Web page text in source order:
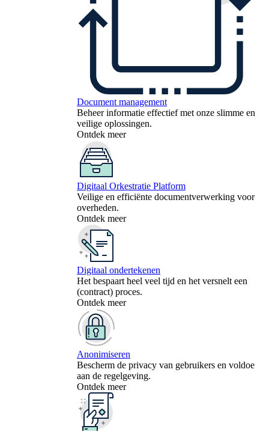
Document management
Beheer informatie effectief met onze slimme en
veilige oplossingen.
Ontdek meer
Digitaal Orkestratie Platform
Veilige en efficiënte documentverwerking voor
overheden.
Ontdek meer
Digitaal ondertekenen
Het bespaart heel veel tijd en het versnelt een
(contract) proces.
Ontdek meer
Anonimiseren
Bescherm de privacy van gebruikers en voldoe
aan de regelgeving.
Ontdek meer